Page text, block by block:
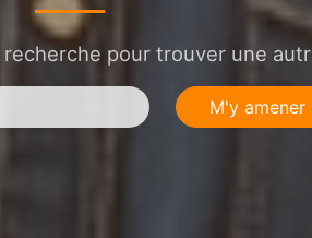
pour trouver une
M'y amener